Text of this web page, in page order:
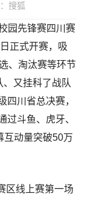
搜狐
园先锋赛四川赛
正式开赛，吸
、淘汰赛等环节
又挂科了战队‌
四川省总决赛，
过斗鱼、虎牙、
互动量突破50万